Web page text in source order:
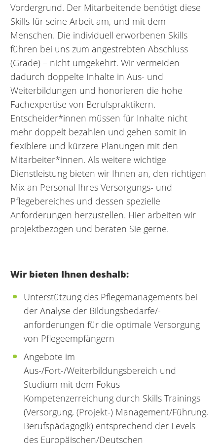
Vordergrund. Der Mitarbeitende benötigt diese
Skills für seine Arbeit am, und mit dem
Menschen. Die individuell erworbenen Skills
führen bei uns zum angestrebten Abschluss
(Grade) – nicht umgekehrt. Wir vermeiden
dadurch doppelte Inhalte in Aus- und
Weiterbildungen und honorieren die hohe
Fachexpertise von Berufspraktikern.
Entscheider*innen müssen für Inhalte nicht
mehr doppelt bezahlen und gehen somit in
flexiblere und kürzere Planungen mit den
Mitarbeiter*innen. Als weitere wichtige
Dienstleistung bieten wir Ihnen an, den richtigen
Mix an Personal Ihres Versorgungs- und
Pflegebereiches und dessen spezielle
Anforderungen herzustellen. Hier arbeiten wir
projektbezogen und beraten Sie gerne.
Wir bieten Ihnen deshalb:
Unterstützung des Pflegemanagements bei
der Analyse der Bildungsbedarfe/-
anforderungen für die optimale Versorgung
von Pflegeempfängern
Angebote im
Aus-/Fort-/Weiterbildungsbereich und
Studium mit dem Fokus
Kompetenzerreichung durch Skills Trainings
(Versorgung, (Projekt-) Management/Führung,
Berufspädagogik) entsprechend der Levels
des Europäischen/Deutschen